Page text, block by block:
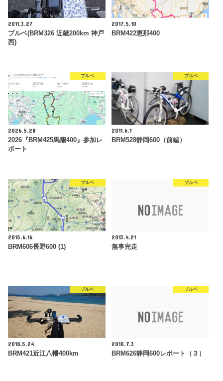
2011.3.27
ブルベ(BRM326 近畿200km 神戸
西)
2017.5.10
BRM422恵那400
ブルベ
2026.5.28
2026『BRM425馬籠400』参加レ
ポート
ブルベ
2011.6.1
BRM528静岡600（前編）
ブルベ
2015.6.16
BRM606長野600 (1)
ブルベ
2013.4.21
無事完走
ブルベ
2018.5.24
BRM421近江八幡400km
ブルベ
2010.7.3
BRM626静岡600レポート（３）